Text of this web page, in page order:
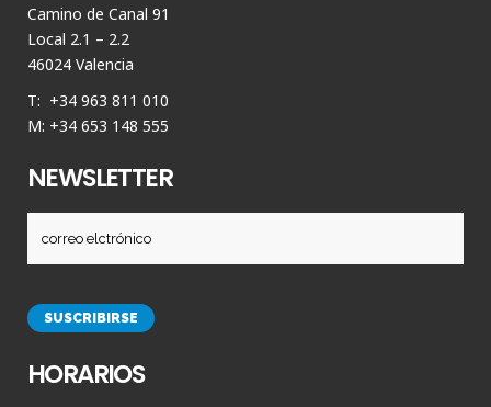
Camino de Canal 91
Local 2.1 – 2.2
46024 Valencia
T: +34 963 811 010
M: +34 653 148 555
NEWSLETTER
HORARIOS